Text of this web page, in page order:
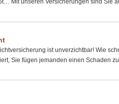
Mit unseren Versicherungen sind Sie
ist unverzichtbar! Wie
Sie fügen jemanden einen Schaden